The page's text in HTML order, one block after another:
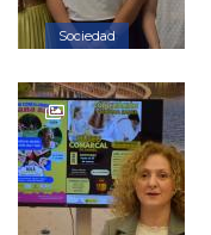
Sociedad